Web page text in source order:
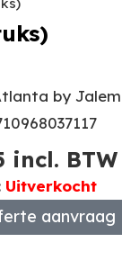
by
incl. BTW
Uitverkocht
aanvraag